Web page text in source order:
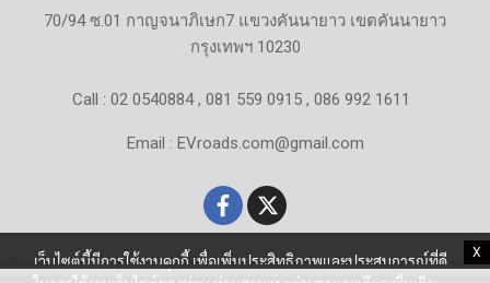
X
70/94 ซ.01 กาญจนาภิเษก7 แขวงคันนายาว เขตคันนายาว
กรุงเทพฯ 10230
Call : 02 0540884 , 081 559 0915 , 086 992 1611
Email : EVroads.com@gmail.com
เว็บไซต์นี้มีการใช้งานคุกกี้ เพื่อเพิ่มประสิทธิภาพและประสบการณ์ที่ดี